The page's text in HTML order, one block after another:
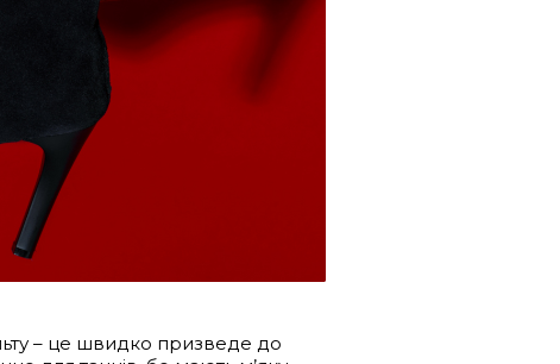
– це швидко призведе до